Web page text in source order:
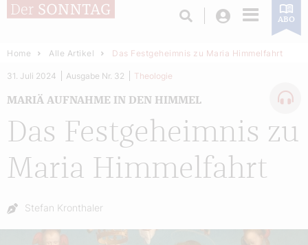
Login ABO
Home Alle Artikel Das Festgeheimnis zu Maria Himmelfahrt
Das Festgeheimnis zu
Maria Himmelfahrt
MARIÄ AUFNAHME IN DEN HIMMEL
31. Juli 2024 Ausgabe Nr. 32 Theologie
Autor:
Stefan Kronthaler